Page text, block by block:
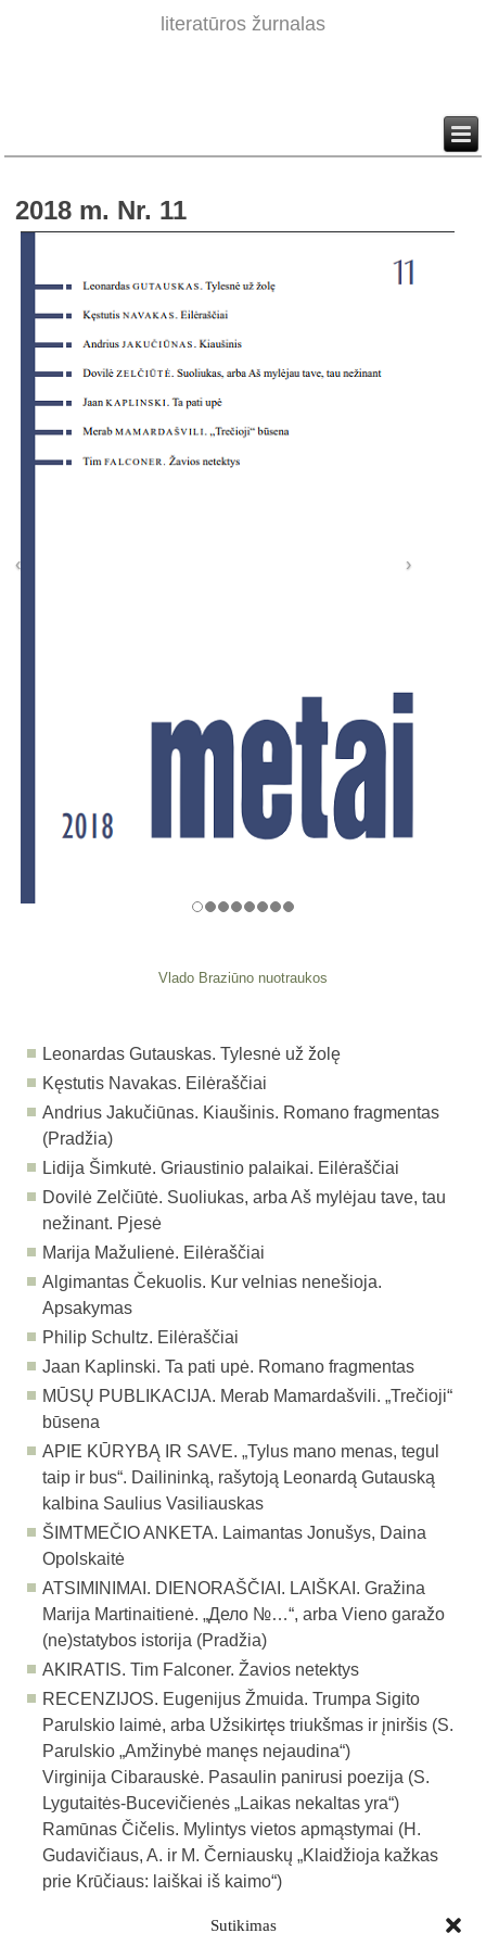
Sutikimas
literatūros žurnalas
2018 m. Nr. 11
Vlado Braziūno nuotraukos
Leonardas Gutauskas. Tylesnė už žolę
Kęstutis Navakas. Eilėraščiai
Andrius Jakučiūnas. Kiaušinis. Romano fragmentas
(Pradžia)
Lidija Šimkutė. Griaustinio palaikai. Eilėraščiai
Dovilė Zelčiūtė. Suoliukas, arba Aš mylėjau tave, tau
nežinant. Pjesė
Marija Mažulienė. Eilėraščiai
Algimantas Čekuolis. Kur velnias nenešioja.
Apsakymas
Philip Schultz. Eilėraščiai
Jaan Kaplinski. Ta pati upė. Romano fragmentas
MŪSŲ PUBLIKACIJA. Merab Mamardašvili. „Trečioji“
būsena
APIE KŪRYBĄ IR SAVE.„Tylus mano menas, tegul
taip ir bus“. Dailininką, rašytoją Leonardą Gutauską
kalbina Saulius Vasiliauskas
ŠIMTMEČIO ANKETA. Laimantas Jonušys, Daina
Opolskaitė
ATSIMINIMAI. DIENORAŠČIAI. LAIŠKAI.Gražina
Marija Martinaitienė. „Дело №…“, arba Vieno garažo
(ne)statybos istorija (Pradžia)
AKIRATIS.Tim Falconer. Žavios netektys
RECENZIJOS. Eugenijus Žmuida. Trumpa Sigito
Parulskio laimė, arba Užsikirtęs triukšmas ir įniršis (S.
Parulskio „Amžinybė manęs nejaudina“)
Virginija Cibarauskė. Pasaulin panirusi poezija (S.
Lygutaitės-Bucevičienės „Laikas nekaltas yra“)
Ramūnas Čičelis. Mylintys vietos apmąstymai (H.
Gudavičiaus, A. ir M. Černiauskų „Klaidžioja kažkas
prie Krūčiaus: laiškai iš kaimo“)